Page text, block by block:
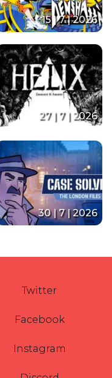
15 | 7 | 2026
27 | 7 | 2026
30 | 7 | 2026
Twitter
Facebook
Instagram